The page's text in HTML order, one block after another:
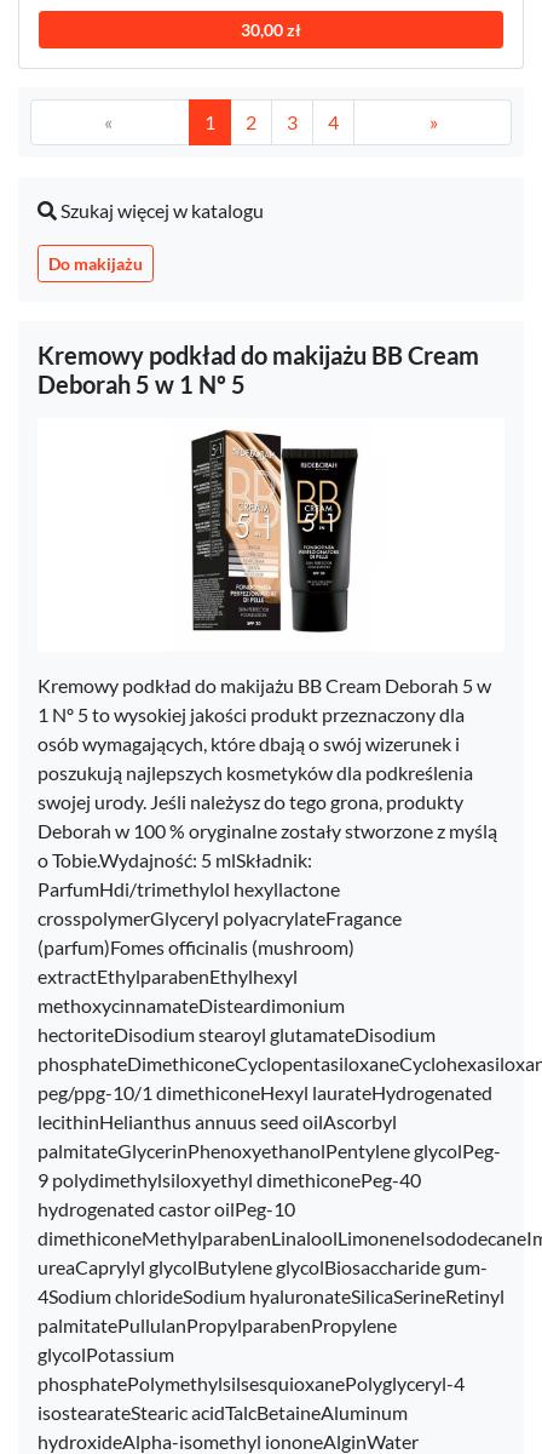
30,00 zł
« 1 2 3 4 »
Szukaj więcej w katalogu
Do makijażu
Kremowy podkład do makijażu BB Cream
Deborah 5 w 1 Nº 5
Kremowy podkład do makijażu BB Cream Deborah 5 w
1 Nº 5 to wysokiej jakości produkt przeznaczony dla
osób wymagających, które dbają o swój wizerunek i
poszukują najlepszych kosmetyków dla podkreślenia
swojej urody. Jeśli należysz do tego grona, produkty
Deborah w 100 % oryginalne zostały stworzone z myślą
o Tobie.Wydajność: 5 mlSkładnik:
ParfumHdi/trimethylol hexyllactone
crosspolymerGlyceryl polyacrylateFragance
(parfum)Fomes officinalis (mushroom)
extractEthylparabenEthylhexyl
methoxycinnamateDisteardimonium
hectoriteDisodium stearoyl glutamateDisodium
peg/ppg-10/1 dimethiconeHexyl laurateHydrogenated
lecithinHelianthus annuus seed oilAscorbyl
palmitateGlycerinPhenoxyethanolPentylene glycolPeg-
9 polydimethylsiloxyethyl dimethiconePeg-40
hydrogenated castor oilPeg-10
ureaCaprylyl glycolButylene glycolBiosaccharide gum-
4Sodium chlorideSodium hyaluronateSilicaSerineRetinyl
palmitatePullulanPropylparabenPropylene
glycolPotassium
phosphatePolymethylsilsesquioxanePolyglyceryl-4
isostearateStearic acidTalcBetaineAluminum
hydroxideAlpha-isomethyl iononeAlginWater